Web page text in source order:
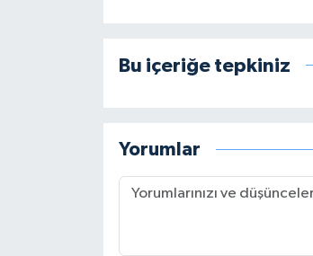
Bu içeriğe tepkiniz
Yorumlar